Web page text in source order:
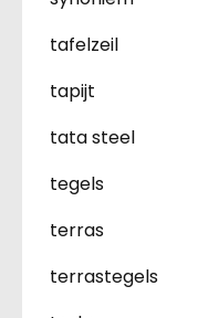
tafelzeil
tapijt
tata steel
tegels
terras
terrastegels